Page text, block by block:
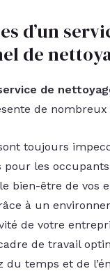
d’un
de
de
de nombreux
toujours
pour les
bien-être de vos
à un
de votre
de travail
du temps et de